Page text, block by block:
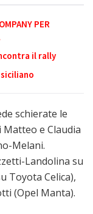
PER
il rally
schierate le
Matteo e Claudia
Melani.
Landolina su
Toyota Celica),
(Opel Manta).